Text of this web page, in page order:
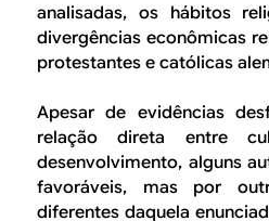
analisadas, os hábitos
divergências econômicas
protestantes e católicas
Apesar de evidências
relação direta entre
desenvolvimento, alguns
favoráveis, mas por
diferentes daquela